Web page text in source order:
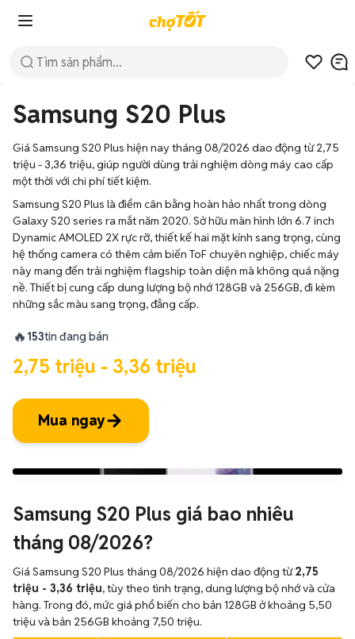
Samsung S20 Plus
Giá Samsung S20 Plus hiện nay tháng 08/2026 dao động từ 2,75
triệu - 3,36 triệu, giúp người dùng trải nghiệm dòng máy cao cấp
một thời với chi phí tiết kiệm.
Samsung S20 Plus là điểm cân bằng hoàn hảo nhất trong dòng
Galaxy S20 series ra mắt năm 2020. Sở hữu màn hình lớn 6.7 inch
Dynamic AMOLED 2X rực rỡ, thiết kế hai mặt kính sang trọng, cùng
hệ thống camera có thêm cảm biến ToF chuyên nghiệp, chiếc máy
này mang đến trải nghiệm flagship toàn diện mà không quá nặng
nề. Thiết bị cung cấp dung lượng bộ nhớ 128GB và 256GB, đi kèm
những sắc màu sang trọng, đẳng cấp.
🔥 153tin đang bán
2,75 triệu - 3,36 triệu
Mua ngay
Samsung S20 Plus giá bao nhiêu
tháng 08/2026?
Giá Samsung S20 Plus tháng 08/2026 hiện dao động từ2,75
triệu - 3,36 triệu, tùy theo tình trạng, dung lượng bộ nhớ và cửa
hàng. Trong đó, mức giá phổ biến cho bản 128GB ở khoảng 5,50
triệu và bản 256GB khoảng 7,50 triệu.